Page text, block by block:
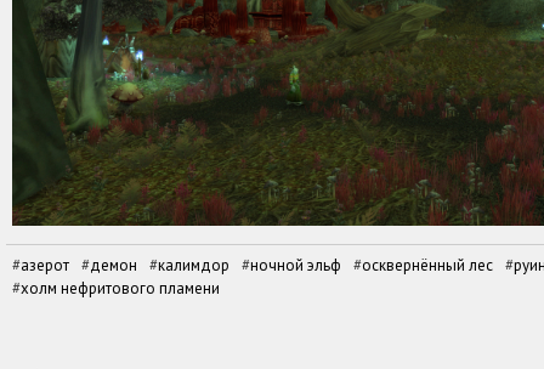
азерот демон калимдор ночной эльф осквернённый лес
холм нефритового пламени